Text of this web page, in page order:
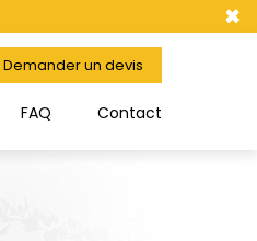
×
Demander un devis
FAQ Contact